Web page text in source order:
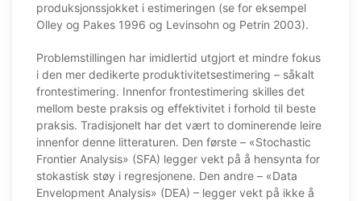
produksjonssjokket i estimeringen (se for eksempel
Olley og Pakes 1996 og Levinsohn og Petrin 2003).
Problemstillingen har imidlertid utgjort et mindre fokus
i den mer dedikerte produktivitetsestimering – såkalt
frontestimering. Innenfor frontestimering skilles det
mellom beste praksis og effektivitet i forhold til beste
praksis. Tradisjonelt har det vært to dominerende leire
innenfor denne litteraturen. Den første – «Stochastic
Frontier Analysis» (SFA) legger vekt på å hensynta for
stokastisk støy i regresjonene. Den andre – «Data
Envelopment Analysis» (DEA) – legger vekt på ikke å